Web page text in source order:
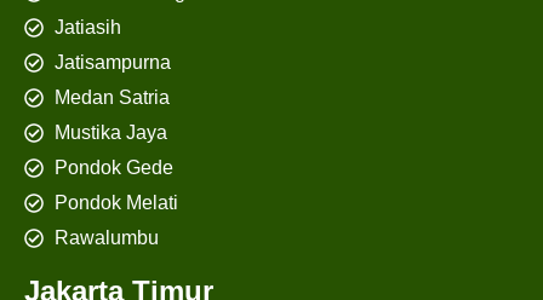
Jatiasih
Jatisampurna
Medan Satria
Mustika Jaya
Pondok Gede
Pondok Melati
Rawalumbu
Jakarta Timur